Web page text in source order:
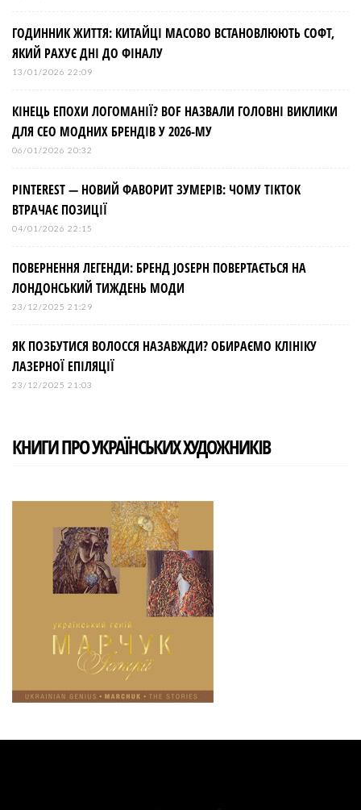
ГОДИННИК ЖИТТЯ: КИТАЙЦІ МАСОВО ВСТАНОВЛЮЮТЬ СОФТ,
ЯКИЙ РАХУЄ ДНІ ДО ФІНАЛУ
13/01/2026 22:09
КІНЕЦЬ ЕПОХИ ЛОГОМАНІЇ? BOF НАЗВАЛИ ГОЛОВНІ ВИКЛИКИ
ДЛЯ СЕО МОДНИХ БРЕНДІВ У 2026-МУ
06/01/2026 20:32
PINTEREST — НОВИЙ ФАВОРИТ ЗУМЕРІВ: ЧОМУ TIKTOK
ВТРАЧАЄ ПОЗИЦІЇ
04/01/2026 22:15
ПОВЕРНЕННЯ ЛЕГЕНДИ: БРЕНД JOSEPH ПОВЕРТАЄТЬСЯ НА
ЛОНДОНСЬКИЙ ТИЖДЕНЬ МОДИ
23/12/2025 21:29
ЯК ПОЗБУТИСЯ ВОЛОССЯ НАЗАВЖДИ? ОБИРАЄМО КЛІНІКУ
ЛАЗЕРНОЇ ЕПІЛЯЦІЇ
23/12/2025 21:03
КНИГИ ПРО УКРАЇНСЬКИХ ХУДОЖНИКІВ